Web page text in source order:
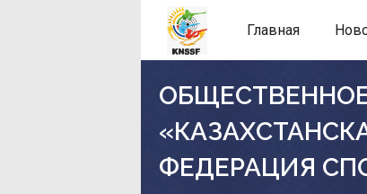
Главная
ФЕДЕРАЦИЯ